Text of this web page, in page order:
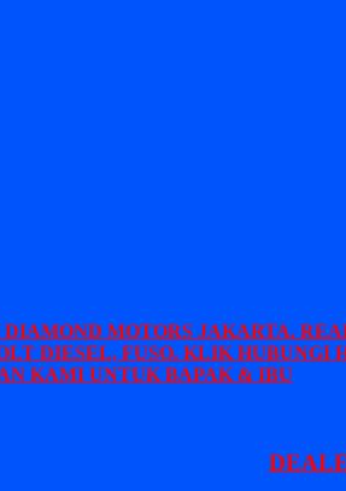
MOTORS JAKARTA.
DIESEL, FUSO. KLIK HUBUNGI
KAMI UNTUK BAPAK & IBU